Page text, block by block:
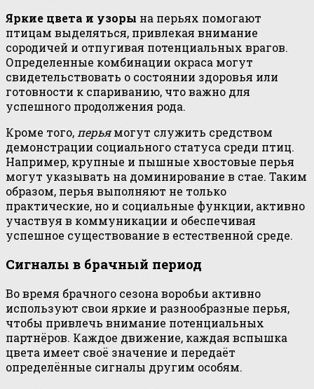
Яркие цвета и узоры на перьях помогают
птицам выделяться, привлекая внимание
сородичей и отпугивая потенциальных врагов.
Определенные комбинации окраса могут
свидетельствовать о состоянии здоровья или
готовности к спариванию, что важно для
успешного продолжения рода.
Кроме того, перьямогут служить средством
демонстрации социального статуса среди птиц.
Например, крупные и пышные хвостовые перья
могут указывать на доминирование в стае. Таким
образом, перья выполняют не только
практические, но и социальные функции, активно
участвуя в коммуникации и обеспечивая
успешное существование в естественной среде.
Сигналы в брачный период
Во время брачного сезона воробьи активно
используют свои яркие и разнообразные перья,
чтобы привлечь внимание потенциальных
партнёров. Каждое движение, каждая вспышка
цвета имеет своё значение и передаёт
определённые сигналы другим особям.